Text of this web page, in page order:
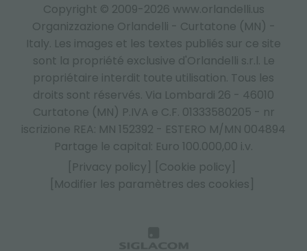
Copyright © 2009-2026 www.orlandelli.us
Organizzazione Orlandelli - Curtatone (MN) -
Italy. Les images et les textes publiés sur ce site
sont la propriété exclusive d'Orlandelli s.r.l. Le
propriétaire interdit toute utilisation. Tous les
droits sont réservés. Via Lombardi 26 - 46010
Curtatone (MN) P.IVA e C.F. 01333580205 - nr
iscrizione REA: MN 152392 - ESTERO M/MN 004894
Partage le capital: Euro 100.000,00 i.v.
[Privacy policy]
[Cookie policy]
[Modifier les paramètres des cookies]